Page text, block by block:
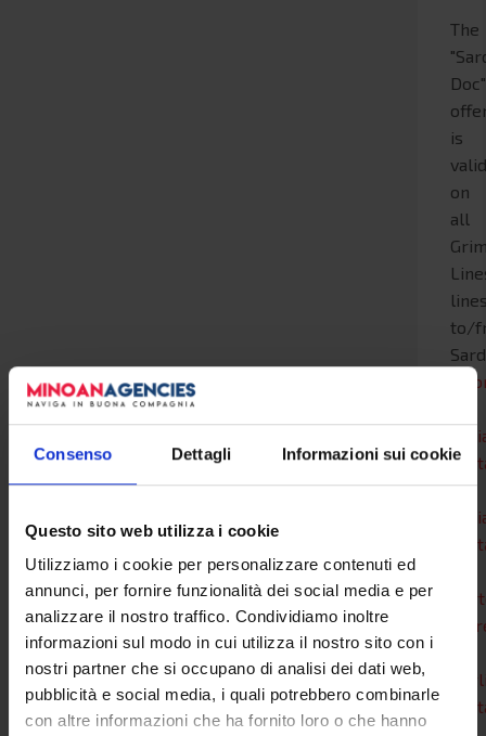
Consenso Dettagli Informazioni sui cookie
Questo sito web utilizza i cookie
Utilizziamo i cookie per personalizzare contenuti ed
annunci, per fornire funzionalità dei social media e per
analizzare il nostro traffico. Condividiamo inoltre
informazioni sul modo in cui utilizza il nostro sito con i
nostri partner che si occupano di analisi dei dati web,
pubblicità e social media, i quali potrebbero combinarle
con altre informazioni che ha fornito loro o che hanno
The
Doc"
is
on
all
to/
-